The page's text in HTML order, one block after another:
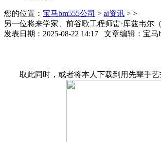
您的位置： 宝马bm555公司 > ai资讯 > >
另一位将来学家、前谷歌工程师雷·库兹韦尔（
发表日期：2025-08-22 14:17 文章编辑：宝
取此同时，或者将本人下载到用先辈手艺